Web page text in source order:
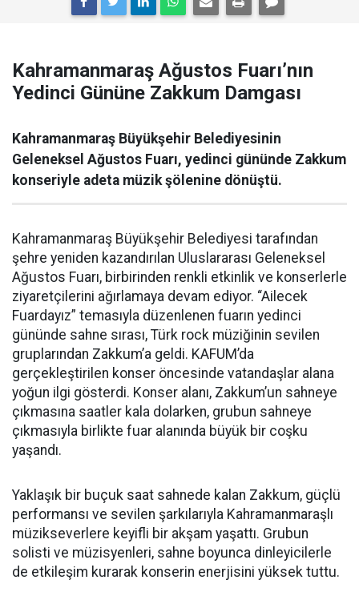
Kahramanmaraş Ağustos Fuarı’nın
Yedinci Gününe Zakkum Damgası
Kahramanmaraş Büyükşehir Belediyesinin
Geleneksel Ağustos Fuarı, yedinci gününde Zakkum
konseriyle adeta müzik şölenine dönüştü.
Kahramanmaraş Büyükşehir Belediyesi tarafından
şehre yeniden kazandırılan Uluslararası Geleneksel
Ağustos Fuarı, birbirinden renkli etkinlik ve konserlerle
ziyaretçilerini ağırlamaya devam ediyor. “Ailecek
Fuardayız” temasıyla düzenlenen fuarın yedinci
gününde sahne sırası, Türk rock müziğinin sevilen
gruplarından Zakkum’a geldi. KAFUM’da
gerçekleştirilen konser öncesinde vatandaşlar alana
yoğun ilgi gösterdi. Konser alanı, Zakkum’un sahneye
çıkmasına saatler kala dolarken, grubun sahneye
çıkmasıyla birlikte fuar alanında büyük bir coşku
yaşandı.
Yaklaşık bir buçuk saat sahnede kalan Zakkum, güçlü
performansı ve sevilen şarkılarıyla Kahramanmaraşlı
müzikseverlere keyifli bir akşam yaşattı. Grubun
solisti ve müzisyenleri, sahne boyunca dinleyicilerle
de etkileşim kurarak konserin enerjisini yüksek tuttu.